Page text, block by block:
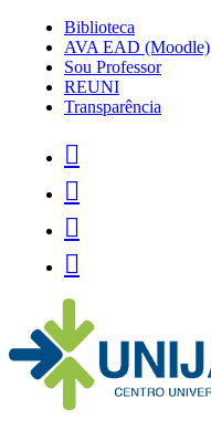
Biblioteca
AVA EAD (Moodle)
Sou Professor
REUNI
Transparência



